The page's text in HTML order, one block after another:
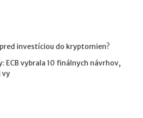
investíciou do kryptomien?
ECB vybrala 10 finálnych návrhov,
vy